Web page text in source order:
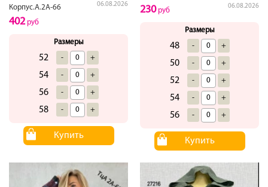
Корпус.А.2А-66
06.08.2026
402руб
Размеры
52 - +
54 - +
56 - +
58 - +
Купить
06.08.2026
230руб
Размеры
48 - +
50 - +
52 - +
54 - +
56 - +
Купить